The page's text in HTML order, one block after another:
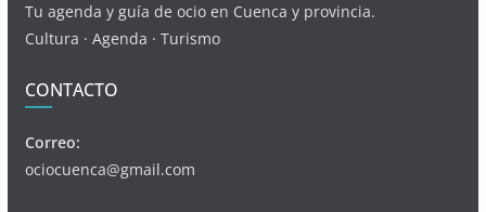
Tu agenda y guía de ocio en Cuenca y provincia.
Cultura · Agenda · Turismo
CONTACTO
Correo:
ociocuenca@gmail.com